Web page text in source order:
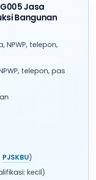
Jasa
Bangunan
telepon,
telepon, pas
PJSKBU)
kecil)